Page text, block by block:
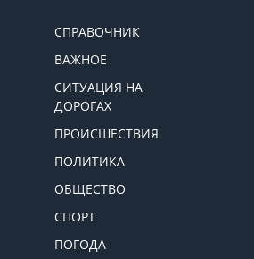
СПРАВОЧНИК
ВАЖНОЕ
СИТУАЦИЯ НА
ДОРОГАХ
ПРОИСШЕСТВИЯ
ПОЛИТИКА
ОБЩЕСТВО
СПОРТ
ПОГОДА